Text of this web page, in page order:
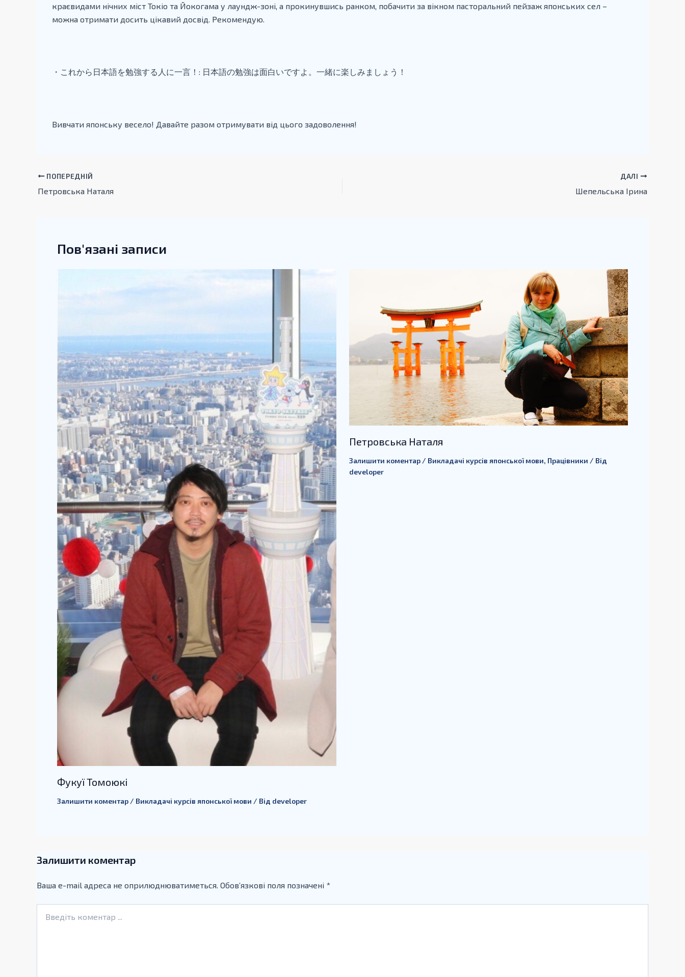
краєвидами нічних міст Токіо та Йокогама у лаундж-зоні, а прокинувшись ранком, побачити за вікном пасторальний пейзаж японських сел –
можна отримати досить цікавий досвід. Рекомендую.
・これから日本語を勉強する人に一言！: 日本語の勉強は面白いですよ。一緒に楽しみましょう！
Вивчати японську весело! Давайте разом отримувати від цього задоволення!
ПОПЕРЕДНІЙ
Петровська Наталя
ДАЛІ
Шепельська Ірина
Пов'язані записи
Фукуї Томоюкі
Залишити коментар / Викладачі курсів японської мови / Від developer
Петровська Наталя
Залишити коментар / Викладачі курсів японської мови, Працівники / Від
developer
Залишити коментар
Ваша e-mail адреса не оприлюднюватиметься. Обов’язкові поля позначені *
коментар